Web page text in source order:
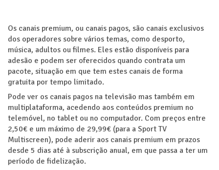
Os canais premium, ou canais pagos, são canais exclusivos
dos operadores sobre vários temas, como desporto,
música, adultos ou filmes. Eles estão disponíveis para
adesão e podem ser oferecidos quando contrata um
pacote, situação em que tem estes canais de forma
gratuita por tempo limitado.
Pode ver os canais pagos na televisão mas também em
multiplataforma, acedendo aos conteúdos premium no
telemóvel, no tablet ou no computador. Com preços entre
2,50€ e um máximo de 29,99€ (para a Sport TV
Multiscreen), pode aderir aos canais premium em prazos
desde 5 dias até à subscrição anual, em que passa a ter um
período de fidelização.